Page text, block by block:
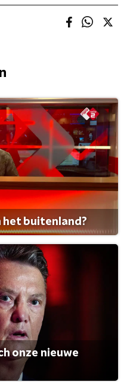
het buitenland?
onze nieuwe